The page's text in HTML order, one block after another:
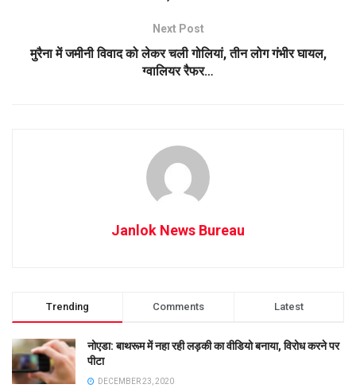
Next Post
मुरैना में जमीनी विवाद को लेकर चली गोलियां, तीन लोग गंभीर घायल,
ग्वालियर रैफर…
Janlok News Bureau
Trending Comments Latest
नोएडा: बाथरूम में नहा रही लड़की का वीडियो बनाया, विरोध करने पर
पीटा
DECEMBER 23, 2020